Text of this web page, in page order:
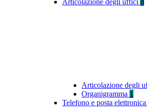
Articolazione degli uffici 8
Articolazione degli
Organigramma 1
Telefono e posta elettronica